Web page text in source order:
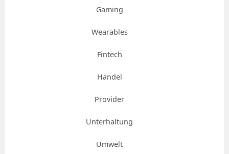
Gaming
Wearables
Fintech
Handel
Provider
Unterhaltung
Umwelt